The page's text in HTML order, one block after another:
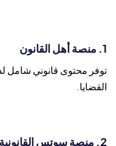
توفر محتوى قانوني شامل
القضايا.